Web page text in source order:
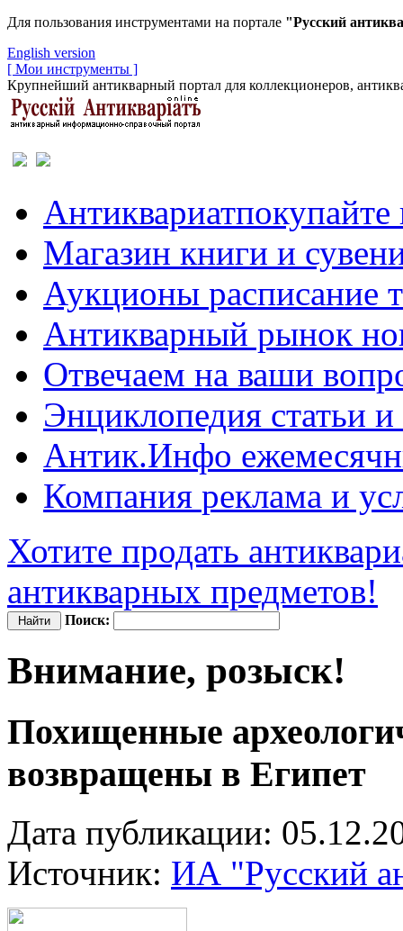
Для пользования инструментами на портале "Русский
English version
[ Мои инструменты ]
Крупнейший антикварный портал для коллекционеров,
Антиквариатпокупайте
Магазин книги и
Аукционы расписание
Антикварный рынок
Отвечаем на ваши
Энциклопедия статьи
Антик.Инфо
Компания реклама и
Хотите продать
антикварных предметов!
Поиск:
Внимание, розыск!
Похищенные
возвращены в Египет
Дата публикации:
Источник: ИА "Русский